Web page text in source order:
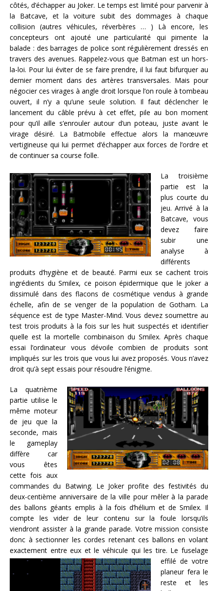
côtés, d’échapper au Joker. Le temps est limité pour parvenir à
la Batcave, et la voiture subit des dommages à chaque
collision (autres véhicules, réverbères … ) Là encore, les
concepteurs ont ajouté une particularité qui pimente la
balade : des barrages de police sont régulièrement dressés en
travers des avenues. Rappelez-vous que Batman est un hors-
la-loi. Pour lui éviter de se faire prendre, il lui faut bifurquer au
dernier moment dans des artères transversales. Mais pour
négocier ces virages à angle droit lorsque l’on roule à tombeau
ouvert, il n’y a qu’une seule solution. Il faut déclencher le
lancement du câble prévu à cet effet, pile au bon moment
pour qu’il aille s’enrouler autour d’un poteau, juste avant le
virage désiré. La Batmobile effectue alors la manœuvre
vertigineuse qui lui permet d’échapper aux forces de l’ordre et
de continuer sa course folle.
La troisième
partie est la
plus courte du
jeu. Arrivé à la
Batcave, vous
devez faire
subir une
analyse à
différents
produits d’hygiène et de beauté. Parmi eux se cachent trois
ingrédients du Smilex, ce poison épidermique que le joker a
dissimulé dans des flacons de cosmétique vendus à grande
échelle, afin de se venger de la population de Gotham. La
séquence est de type Master-Mind. Vous devez soumettre au
test trois produits à la fois sur les huit suspectés et identifier
quelle est la mortelle combinaison du Smilex. Après chaque
essai l’ordinateur vous dévoile combien de produits sont
impliqués sur les trois que vous lui avez proposés. Vous n’avez
droit qu’à sept essais pour résoudre l’énigme.
La quatrième
partie utilise le
même moteur
de jeu que la
seconde, mais
le gameplay
diffère car
vous êtes
cette fois aux
commandes du Batwing. Le Joker profite des festivités du
deux-centième anniversaire de la ville pour mêler à la parade
des ballons géants emplis à la fois d’hélium et de Smilex. Il
compte les vider de leur contenu sur la foule lorsqu’ils
viendront assister à la grande parade. Votre mission consiste
donc à sectionner les cordes retenant ces ballons en volant
exactement entre eux et le véhicule qui les tire. Le fuselage
effilé de votre
planeur fera le
reste et les